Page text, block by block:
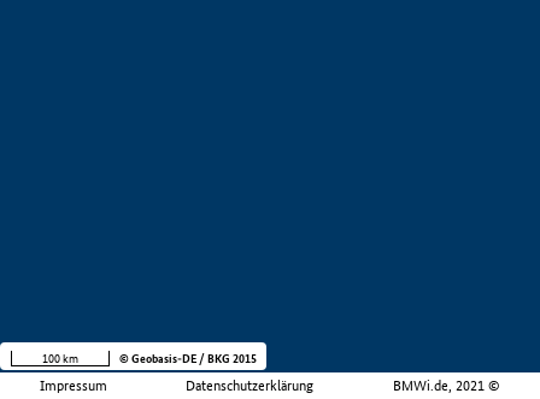
Impressum Datenschutzerklärung BMWi.de, 2021 ©
100 km © Geobasis-DE / BKG 2015